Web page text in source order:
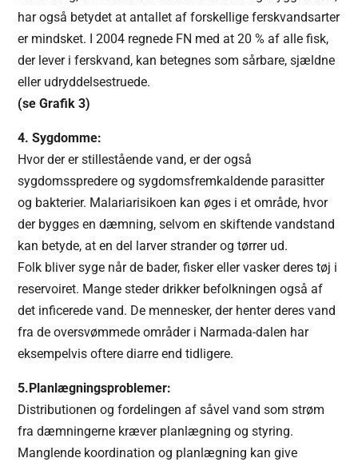
har også betydet at antallet af forskellige ferskvandsarter
er mindsket. I 2004 regnede FN med at 20 % af alle fisk,
der lever i ferskvand, kan betegnes som sårbare, sjældne
eller udryddelsestruede.
(se Grafik 3)
4. Sygdomme:
Hvor der er stillestående vand, er der også
sygdomsspredere og sygdomsfremkaldende parasitter
og bakterier. Malariarisikoen kan øges i et område, hvor
der bygges en dæmning, selvom en skiftende vandstand
kan betyde, at en del larver strander og tørrer ud.
Folk bliver syge når de bader, fisker eller vasker deres tøj i
reservoiret. Mange steder drikker befolkningen også af
det inficerede vand. De mennesker, der henter deres vand
fra de oversvømmede områder i Narmada-dalen har
eksempelvis oftere diarre end tidligere.
5.Planlægningsproblemer:
Distributionen og fordelingen af såvel vand som strøm
fra dæmningerne kræver planlægning og styring.
Manglende koordination og planlægning kan give